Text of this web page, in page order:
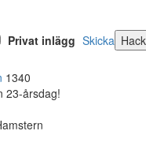
Privat inlägg Skicka
1340
23-årsdag!